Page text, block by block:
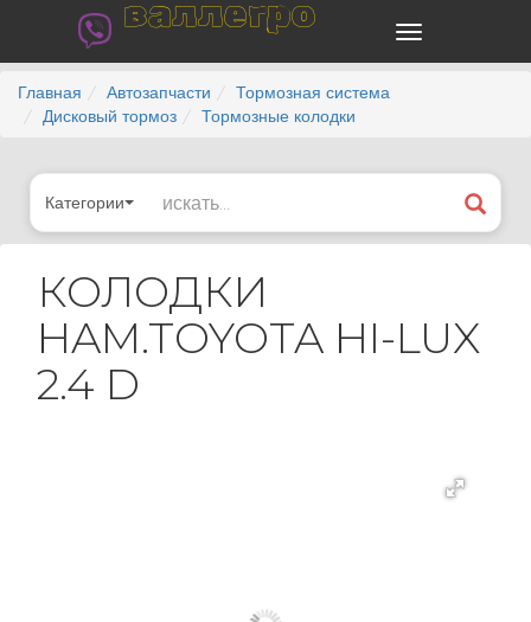
валлегро
Главная Автозапчасти
Тормозная система
Дисковый тормоз
Тормозные колодки
Категории
КОЛОДКИ
HAM.TOYOTA HI-LUX
2.4 D